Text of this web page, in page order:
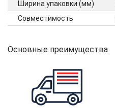
Ширина упаковки (мм)
Совместимость
Основные преимущества